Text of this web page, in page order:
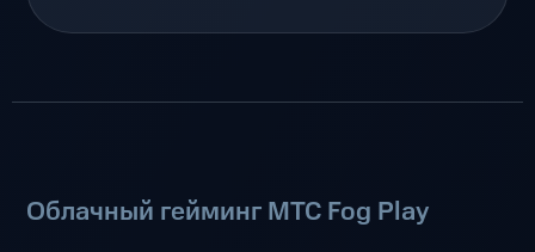
Облачный гейминг МТС Fog Play